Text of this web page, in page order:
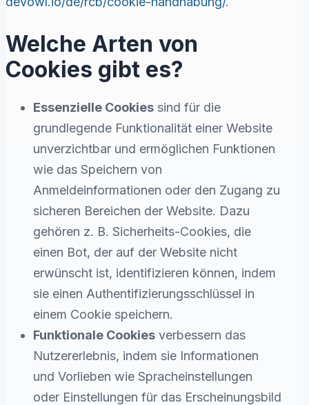
Welche Arten von
Cookies gibt es?
Essenzielle Cookies sind für die
grundlegende Funktionalität einer Website
unverzichtbar und ermöglichen Funktionen
wie das Speichern von
Anmeldeinformationen oder den Zugang zu
sicheren Bereichen der Website. Dazu
gehören z. B. Sicherheits-Cookies, die
einen Bot, der auf der Website nicht
erwünscht ist, identifizieren können, indem
sie einen Authentifizierungsschlüssel in
einem Cookie speichern.
Funktionale Cookies verbessern das
Nutzererlebnis, indem sie Informationen
und Vorlieben wie Spracheinstellungen
oder Einstellungen für das Erscheinungsbild